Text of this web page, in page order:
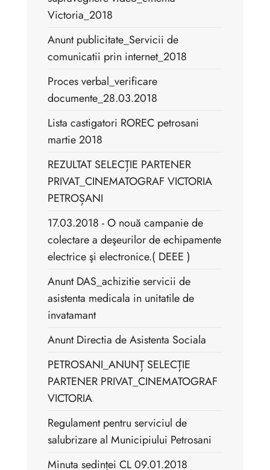
Victoria_2018
Anunt publicitate_Servicii de
comunicatii prin internet_2018
Proces verbal_verificare
documente_28.03.2018
Lista castigatori ROREC petrosani
martie 2018
REZULTAT SELECȚIE PARTENER
PRIVAT_CINEMATOGRAF VICTORIA
PETROȘANI
17.03.2018 - O nouă campanie de
colectare a deşeurilor de echipamente
electrice şi electronice.( DEEE )
Anunt DAS_achizitie servicii de
asistenta medicala in unitatile de
invatamant
Anunt Directia de Asistenta Sociala
PETROSANI_ANUNȚ SELECȚIE
PARTENER PRIVAT_CINEMATOGRAF
VICTORIA
Regulament pentru serviciul de
salubrizare al Municipiului Petrosani
Minuta sedinței CL 09.01.2018